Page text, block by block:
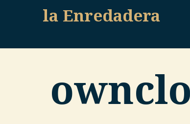
la Enredadera